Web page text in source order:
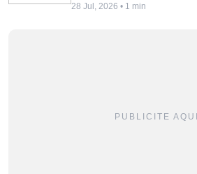
28 Jul, 2026 • 1 min
PUBLICITE AQUI